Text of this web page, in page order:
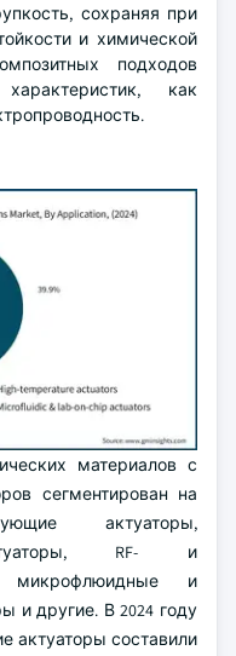
сохраняя при
и химической
подходов
как
материалов с
сегментирован на
актуаторы,
RF- и
микрофлюидные и
и другие. В 2024 году
актуаторы составили